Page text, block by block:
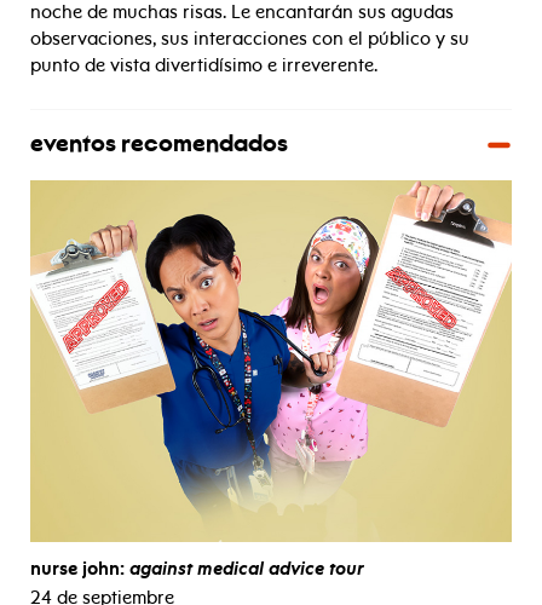
noche de muchas risas. Le encantarán sus agudas
observaciones, sus interacciones con el público y su
punto de vista divertidísimo e irreverente.
eventos recomendados
nurse john: against medical advice tour
24 de septiembre